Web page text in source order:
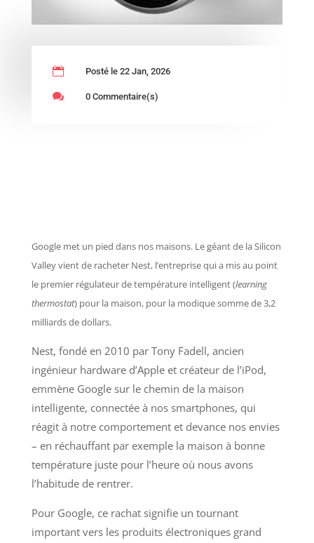
 Posté le 22 Jan, 2026
 0 Commentaire(s)
Google met un pied dans nos maisons. Le géant de la Silicon
Valley vient de racheter Nest, l’entreprise qui a mis au point
le premier régulateur de température intelligent (learning
thermostat) pour la maison, pour la modique somme de 3,2
milliards de dollars.
Nest, fondé en 2010 par Tony Fadell, ancien
ingénieur hardware d’Apple et créateur de l’iPod,
emmène Google sur le chemin de la maison
intelligente, connectée à nos smartphones, qui
réagit à notre comportement et devance nos envies
– en réchauffant par exemple la maison à bonne
température juste pour l’heure où nous avons
l’habitude de rentrer.
Pour Google, ce rachat signifie un tournant
important vers les produits électroniques grand